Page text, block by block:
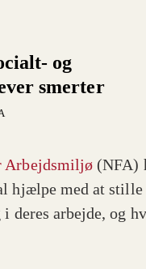
og
smerter
Arbejdsmiljø (NFA)
hjælpe med at stille
deres arbejde, og